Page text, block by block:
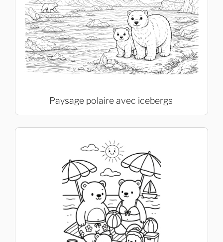
Paysage polaire avec icebergs